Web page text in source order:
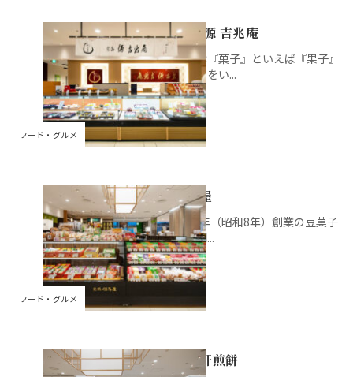
フード・グルメ
宗家 源 吉兆庵
古くは『菓子』といえば『果子』
のことをい...
フード・グルメ
但馬屋
1934年（昭和8年）創業の豆菓子
の専門...
中央軒煎餅